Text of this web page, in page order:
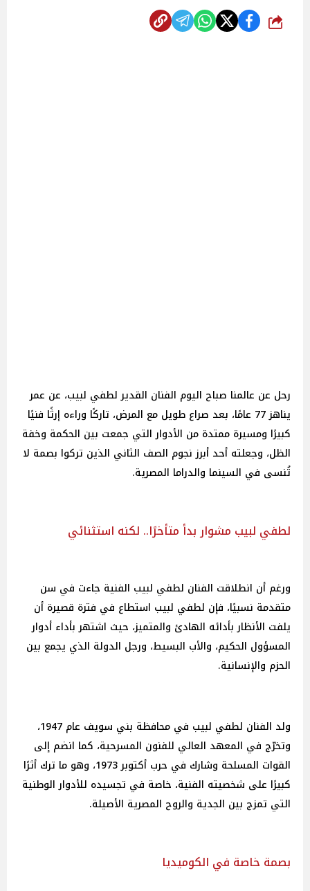
شارك
رحل عن عالمنا صباح اليوم الفنان القدير لطفي لبيب، عن عمر
يناهز 77 عامًا، بعد صراع طويل مع المرض، تاركًا وراءه إرثًا فنيًا
كبيرًا ومسيرة ممتدة من الأدوار التي جمعت بين الحكمة وخفة
الظل، وجعلته أحد أبرز نجوم الصف الثاني الذين تركوا بصمة لا
تُنسى في السينما والدراما المصرية.
لطفي لبيب مشوار بدأ متأخرًا.. لكنه استثنائي
ورغم أن انطلاقت الفنان لطفي لبيب الفنية جاءت في سن
متقدمة نسبيًا، فإن لطفي لبيب استطاع في فترة قصيرة أن
يلفت الأنظار بأدائه الهادئ والمتميز، حيث اشتهر بأداء أدوار
المسؤول الحكيم، والأب البسيط، ورجل الدولة الذي يجمع بين
الحزم والإنسانية.
ولد الفنان لطفي لبيب في محافظة بني سويف عام 1947،
وتخرّج في المعهد العالي للفنون المسرحية، كما انضم إلى
القوات المسلحة وشارك في حرب أكتوبر 1973، وهو ما ترك أثرًا
كبيرًا على شخصيته الفنية، خاصة في تجسيده للأدوار الوطنية
التي تمزج بين الجدية والروح المصرية الأصيلة.
بصمة خاصة في الكوميديا